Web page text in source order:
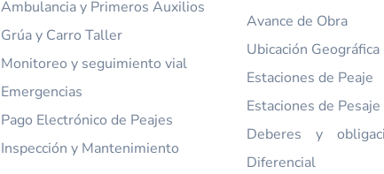
Ambulancia y Primeros Auxilios
Grúa y Carro Taller
Monitoreo y seguimiento vial
Emergencias
Pago Electrónico de Peajes
Inspección y Mantenimiento
Avance de Obra
Ubicación Geográfica
Estaciones de Peaje
Estaciones de Pesaje
Deberes y
Diferencial